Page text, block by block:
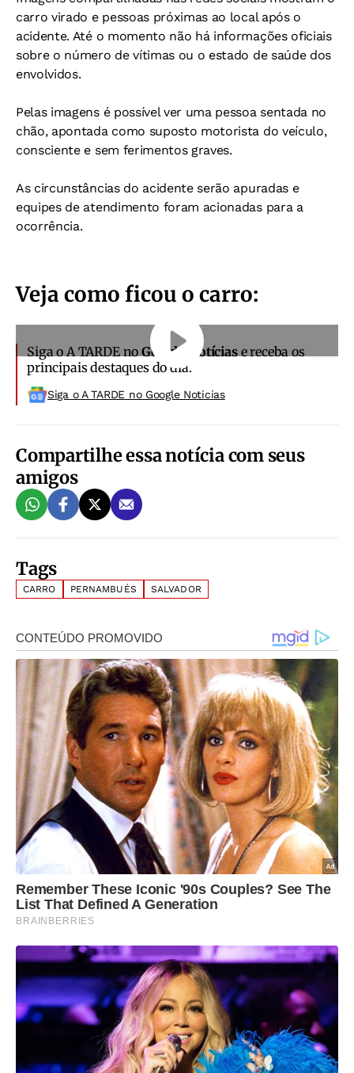
carro virado e pessoas próximas ao local após o
acidente. Até o momento não há informações oficiais
sobre o número de vítimas ou o estado de saúde dos
envolvidos.
Pelas imagens é possível ver uma pessoa sentada no
chão, apontada como suposto motorista do veículo,
consciente e sem ferimentos graves.
As circunstâncias do acidente serão apuradas e
equipes de atendimento foram acionadas para a
ocorrência.
Veja como ficou o carro:
Siga o A TARDE noGoogle Notíciase receba os
principais destaques do dia.
Siga o A TARDE no Google Noticias
Compartilhe essa notícia com seus
amigos
Tags
CARRO PERNAMBUÉS SALVADOR